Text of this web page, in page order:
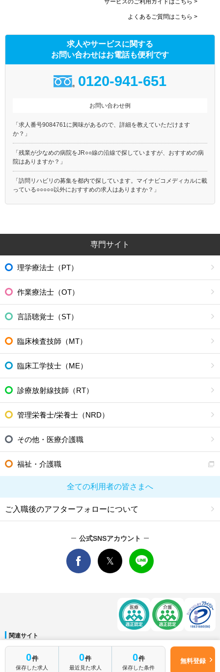
0件
保存した求人
0件
最近見た求人
0件
保存した条件
無料登録
サービスのご利用ガイドはこちら >
よくあるご質問はこちら >
求人やサービスに関する
お問い合わせはお電話も便利です
0120-941-651
お問い合わせ例
「求人番号9084761に興味があるので、詳細を教えていただけます
か？」
「残業が少なめの病院をJR○○線の沿線で探していますが、おすすめの病
院はありますか？」
「訪問リハビリの募集を都内で探しています。マイナビコメディカルに載
っている○○○○○以外におすすめの求人はありますか？」
専門サイト
理学療法士（PT）
作業療法士（OT）
言語聴覚士（ST）
臨床検査技師（MT）
臨床工学技士（ME）
診療放射線技師（RT）
管理栄養士/栄養士（NRD）
その他・医療介護職
福祉・介護職
全ての利用者の皆さまへ
ご入職後のアフターフォローについて
公式SNSアカウント
関連サイト
マイナビDOCTOR│マイナビ看護師│マイナビ薬剤師│マイナビ保育士
運営会社
会社概要│ ご利用規約 個人情報保護方針 サイトマップ│お問い合わせ